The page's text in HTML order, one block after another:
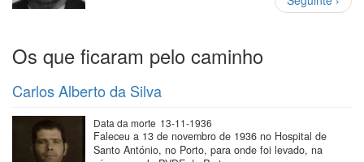
página
Os que ficaram pelo caminho
Carlos Alberto da Silva
Data da morte 13-11-1936
Faleceu a 13 de novembro de 1936 no Hospital de
Santo António, no Porto, para onde foi levado, na